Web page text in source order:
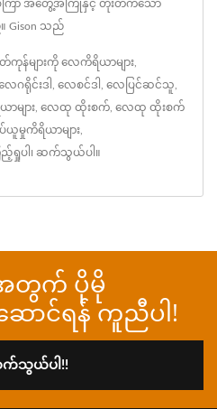
ြာ အတွေ့အကြုံနှင့် တိုးတက်သော
။ Gison သည်
န်များကို လေကိရိယာများ
ေဂရိုင်းဒါ လေစင်ဒါ လေပြင်ဆင်သူ
များ လေထု ထိုးစက် လေထု ထိုးစက်
ယူမှုကိရိယာများ
ရှုပါ၊ ဆက်သွယ်ပါ ။
တွက် ပိုမို
ောင်ရန် ကူညီပါ!
သွယ်ပါ!!